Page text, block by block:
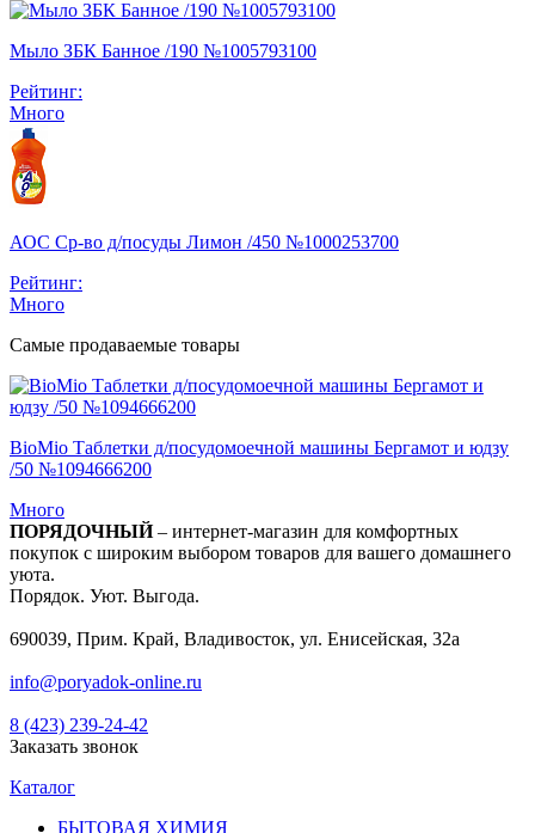
Мыло ЗБК Банное /190 №1005793100
Рейтинг:
Много
АОС Ср-во д/посуды Лимон /450 №1000253700
Рейтинг:
Много
Самые продаваемые товары
BioMio Таблетки д/посудомоечной машины Бергамот и юдзу
/50 №1094666200
Много
ПОРЯДОЧНЫЙ– интернет-магазин для комфортных
покупок с широким выбором товаров для вашего домашнего
уюта.
Порядок. Уют. Выгода.
690039, Прим. Край, Владивосток, ул. Енисейская, 32а
info@poryadok-online.ru
8 (423) 239-24-42
Заказать звонок
Каталог
БЫТОВАЯ ХИМИЯ